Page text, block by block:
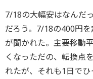
7/18の大幅安はなんだ
だろう。7/18の400円
が聞かれた。主要移動
くなっただの、転換点
れたが、それも1日でひ